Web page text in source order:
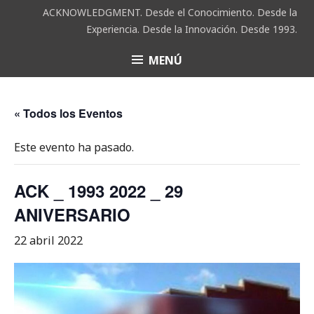
ACKNOWLEDGMENT. Desde el Conocimiento. Desde la
Experiencia. Desde la Innovación. Desde 1993.
ACK MENÚ
« Todos los Eventos
Este evento ha pasado.
ACK _ 1993 2022 _ 29
ANIVERSARIO
22 abril 2022